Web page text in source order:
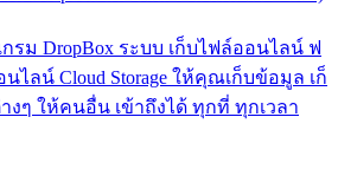
รม DropBox ระบบ เก็บไฟล์ออนไลน์ ฟ
ไลน์ Cloud Storage ให้คุณเก็บข้อมูล เก็
งๆ ให้คนอื่น เข้าถึงได้ ทุกที่ ทุกเวลา